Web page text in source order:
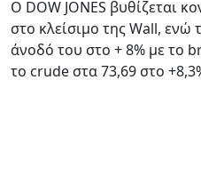
Ο DOW JONES βυθίζεται
στο κλείσιμο της Wall, ενώ
άνοδό του στο + 8% με το
το crude στα 73,69 στο